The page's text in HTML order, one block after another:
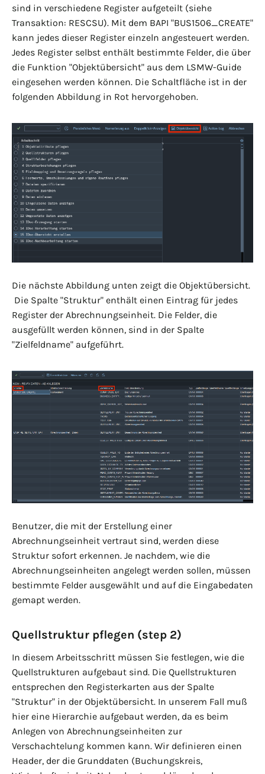
sind in verschiedene Register aufgeteilt (siehe
Transaktion: RESCSU). Mit dem BAPI "BUS1506_CREATE"
kann jedes dieser Register einzeln angesteuert werden.
Jedes Register selbst enthält bestimmte Felder, die über
die Funktion "Objektübersicht" aus dem LSMW-Guide
eingesehen werden können. Die Schaltfläche ist in der
folgenden Abbildung in Rot hervorgehoben.
Die nächste Abbildung unten zeigt die Objektübersicht.
Die Spalte "Struktur" enthält einen Eintrag für jedes
Register der Abrechnungseinheit. Die Felder, die
ausgefüllt werden können, sind in der Spalte
"Zielfeldname" aufgeführt.
Benutzer, die mit der Erstellung einer
Abrechnungseinheit vertraut sind, werden diese
Struktur sofort erkennen. Je nachdem, wie die
Abrechnungseinheiten angelegt werden sollen, müssen
bestimmte Felder ausgewählt und auf die Eingabedaten
gemapt werden.
Quellstruktur pflegen (step 2)
In diesem Arbeitsschritt müssen Sie festlegen, wie die
Quellstrukturen aufgebaut sind. Die Quellstrukturen
entsprechen den Registerkarten aus der Spalte
"Struktur" in der Objektübersicht. In unserem Fall muß
hier eine Hierarchie aufgebaut werden, da es beim
Anlegen von Abrechnungseinheiten zur
Verschachtelung kommen kann. Wir definieren einen
Header, der die Grunddaten (Buchungskreis,